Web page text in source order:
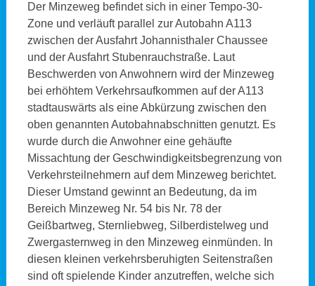
Der Minzeweg befindet sich in einer Tempo-30-
Zone und verläuft parallel zur Autobahn A113
zwischen der Ausfahrt Johannisthaler Chaussee
und der Ausfahrt Stubenrauchstraße. Laut
Beschwerden von Anwohnern wird der Minzeweg
bei erhöhtem Verkehrsaufkommen auf der A113
stadtauswärts als eine Abkürzung zwischen den
oben genannten Autobahnabschnitten genutzt. Es
wurde durch die Anwohner eine gehäufte
Missachtung der Geschwindigkeitsbegrenzung von
Verkehrsteilnehmern auf dem Minzeweg berichtet.
Dieser Umstand gewinnt an Bedeutung, da im
Bereich Minzeweg Nr. 54 bis Nr. 78 der
Geißbartweg, Sternliebweg, Silberdistelweg und
Zwergasternweg in den Minzeweg einmünden. In
diesen kleinen verkehrsberuhigten Seitenstraßen
sind oft spielende Kinder anzutreffen, welche sich